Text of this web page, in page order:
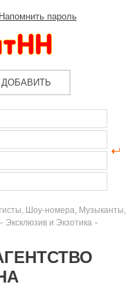
Напомнить пароль
ДОБАВИТЬ
Шоу-номера, Музыканты,
- Эксклюзив и Экзотика -